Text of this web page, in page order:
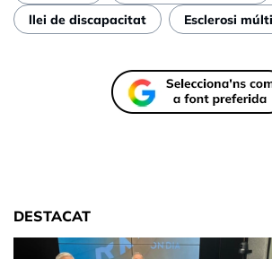
llei de discapacitat
Esclerosi
DESTACAT